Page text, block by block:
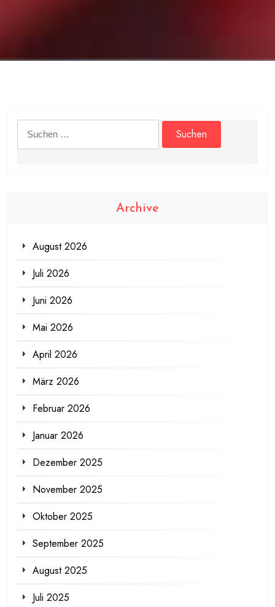
Suchen
nach:
Archive
August 2026
Juli 2026
Juni 2026
Mai 2026
April 2026
März 2026
Februar 2026
Januar 2026
Dezember 2025
November 2025
Oktober 2025
September 2025
August 2025
Juli 2025